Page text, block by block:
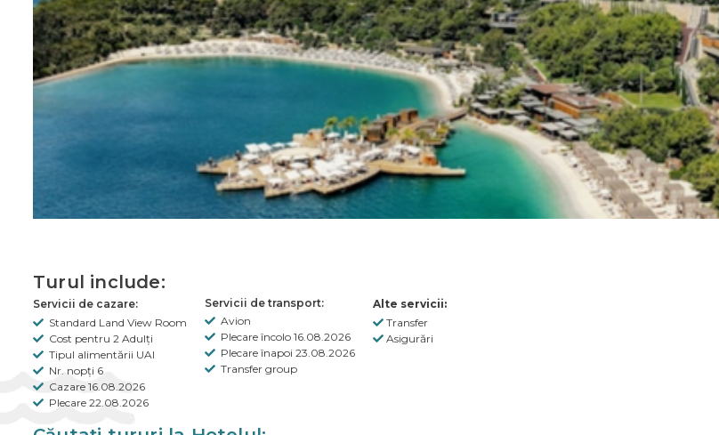
Turul include:
Servicii de cazare:
Standard Land View Room
Cost pentru 2 Adulți
Tipul alimentării UAI
Nr. nopți 6
Cazare 16.08.2026
Plecare 22.08.2026
Alte servicii:
Transfer
Asigurări
Servicii de transport:
Avion
Plecare încolo 16.08.2026
Plecare înapoi 23.08.2026
Transfer group